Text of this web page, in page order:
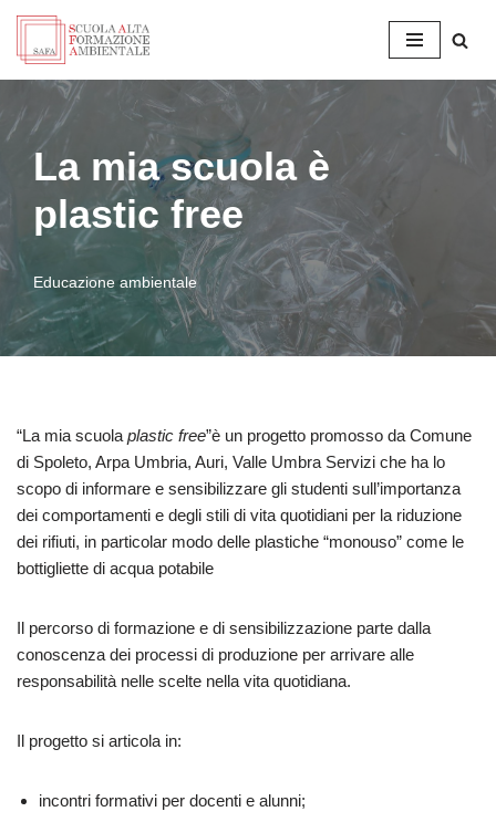
Vai
al
contenuto
La mia scuola è
plastic free
Educazione ambientale
“La mia scuola plastic free”è un progetto promosso da Comune
di Spoleto, Arpa Umbria, Auri, Valle Umbra Servizi che ha lo
scopo di informare e sensibilizzare gli studenti sull’importanza
dei comportamenti e degli stili di vita quotidiani per la riduzione
dei rifiuti, in particolar modo delle plastiche “monouso” come le
bottigliette di acqua potabile
Il percorso di formazione e di sensibilizzazione parte dalla
conoscenza dei processi di produzione per arrivare alle
responsabilità nelle scelte nella vita quotidiana.
Il progetto si articola in:
incontri formativi per docenti e alunni;